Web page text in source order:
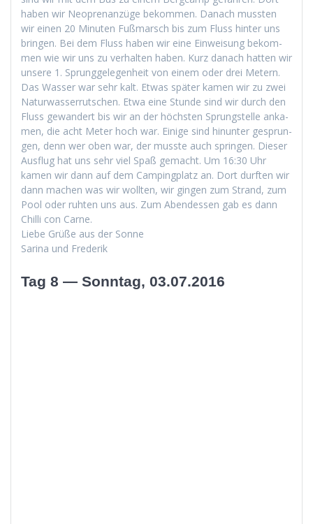
haben wir Neo­pre­nanzüge bekom­men. Danach mussten
wir einen 20 Minuten Fuß­marsch bis zum Fluss hin­ter uns
brin­gen. Bei dem Fluss haben wir eine Ein­weisung bekom­
men wie wir uns zu ver­hal­ten haben. Kurz danach hat­ten wir
unsere 1. Sprunggele­gen­heit von einem oder drei Metern.
Das Wass­er war sehr kalt. Etwas später kamen wir zu zwei
Natur­wasser­rutschen. Etwa eine Stunde sind wir durch den
Fluss gewan­dert bis wir an der höch­sten Sprung­stelle anka­
men, die acht Meter hoch war. Einige sind hin­unter gesprun­
gen, denn wer oben war, der musste auch sprin­gen. Dieser
Aus­flug hat uns sehr viel Spaß gemacht. Um 16:30 Uhr
kamen wir dann auf dem Camp­ing­platz an. Dort durften wir
dann machen was wir woll­ten, wir gin­gen zum Strand, zum
Pool oder ruht­en uns aus. Zum Aben­dessen gab es dann
Chilli con Carne.
Liebe Grüße aus der Sonne
Sari­na und Frederik
Tag 8 — Sonntag, 03.07.2016